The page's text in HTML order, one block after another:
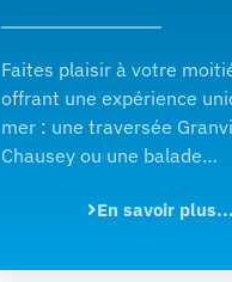
Faites plaisir à votre
offrant une expérience
mer : une traversée
Chausey ou une balade…
En savoir